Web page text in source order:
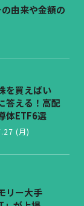
由来や金額の
を買えばい
答える！高配
体ETF6選
(月)
リー大手